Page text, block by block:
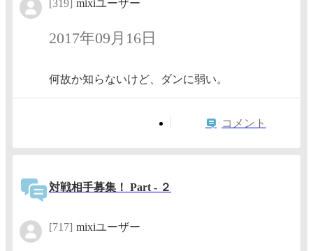
[319] mixiユーザー
2017年09月16日
何故か知らないけど、ダンに弱い。
コメント
対戦相手募集！ Part - ２
[717] mixiユーザー